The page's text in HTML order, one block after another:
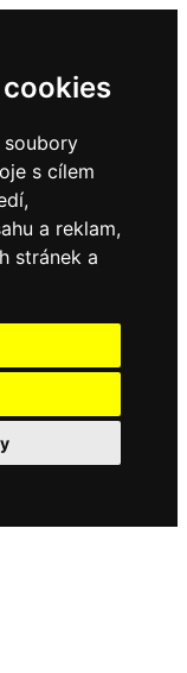
s cílem
a reklam,
stránek a